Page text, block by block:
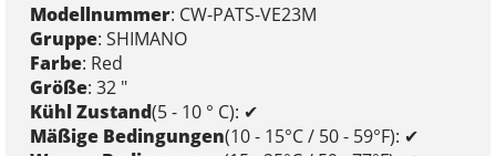
Modellnummer: CW-PATS-VE23M
Gruppe: SHIMANO
Farbe: Red
Größe: 32 "
Kühl Zustand(5 - 10 ° C): ✔
Mäßige Bedingungen(10 - 15°C / 50 - 59°F): ✔